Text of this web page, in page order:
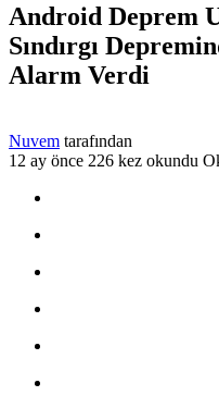
Android Deprem
Sındırgı
Alarm Verdi
Nuvem tarafından
12 ay önce 226 kez okundu